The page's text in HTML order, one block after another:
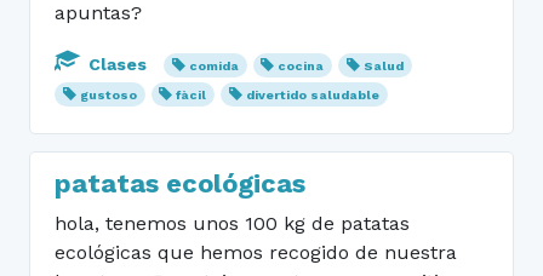
apuntas?
Clases comida cocina
Salud
gustoso
fàcil divertido saludable
patatas ecológicas
hola, tenemos unos 100 kg de patatas
ecológicas que hemos recogido de nuestra